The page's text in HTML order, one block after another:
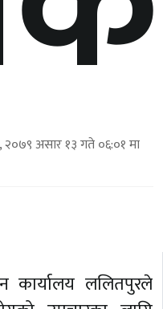
२०७९ असार १३ गते ०६:०१ मा
कार्यालय ललितपुरले